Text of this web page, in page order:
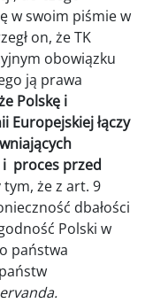
w swoim piśmie w
on, że TK
obowiązku
ją prawa
Polskę i
Europejskiej łączy
i proces przed
tym, że z art. 9
dbałości
Polski w
państwa